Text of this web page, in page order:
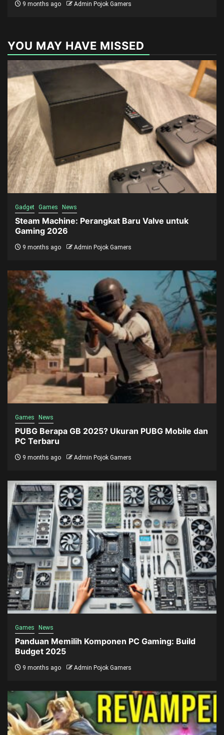
9 months ago Admin Pojok Gamers
YOU MAY HAVE MISSED
Gadget Games News
Steam Machine: Perangkat Baru Valve untuk
Gaming 2026
9 months ago Admin Pojok Gamers
Games News
PUBG Berapa GB 2025? Ukuran PUBG Mobile dan
PC Terbaru
9 months ago Admin Pojok Gamers
Games News
Panduan Memilih Komponen PC Gaming: Build
Budget 2025
9 months ago Admin Pojok Gamers